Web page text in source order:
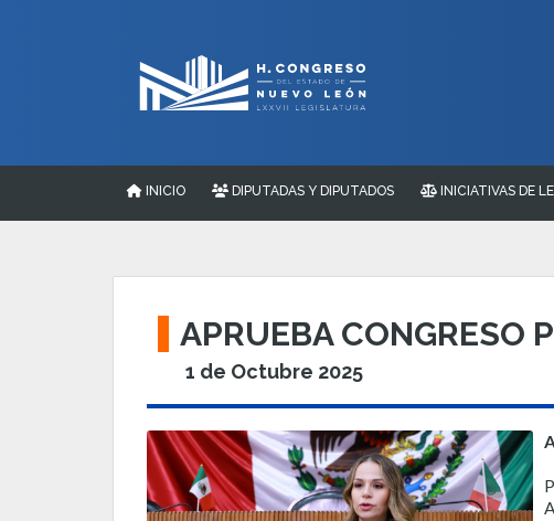
INICIO DIPUTADAS Y DIPUTADOS INICIATIVAS DE
APRUEBA CONGRESO
1 de Octubre 2025